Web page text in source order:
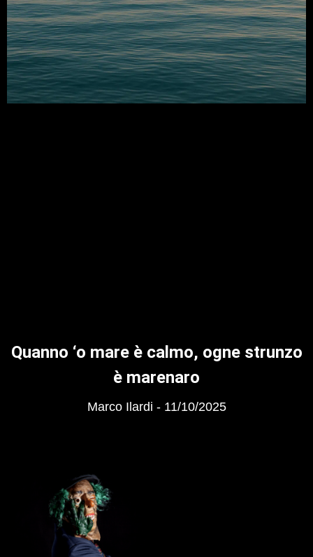
Quanno ‘o mare è calmo, ogne strunzo
è marenaro
Marco Ilardi 11/10/2025